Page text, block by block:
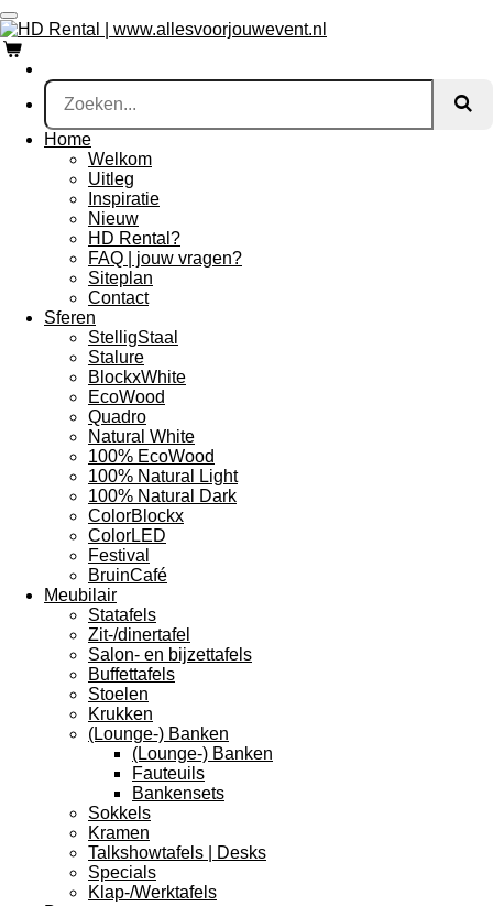
Ga
direct
naar
de
hoofdinhoud
Home
Welkom
Uitleg
Inspiratie
Nieuw
HD Rental?
FAQ | jouw vragen?
Siteplan
Contact
Sferen
StelligStaal
Stalure
BlockxWhite
EcoWood
Quadro
Natural White
100% EcoWood
100% Natural Light
100% Natural Dark
ColorBlockx
ColorLED
Festival
BruinCafé
Meubilair
Statafels
Zit-/dinertafel
Salon- en bijzettafels
Buffettafels
Stoelen
Krukken
(Lounge-) Banken
(Lounge-) Banken
Fauteuils
Bankensets
Sokkels
Kramen
Talkshowtafels | Desks
Specials
Klap-/Werktafels